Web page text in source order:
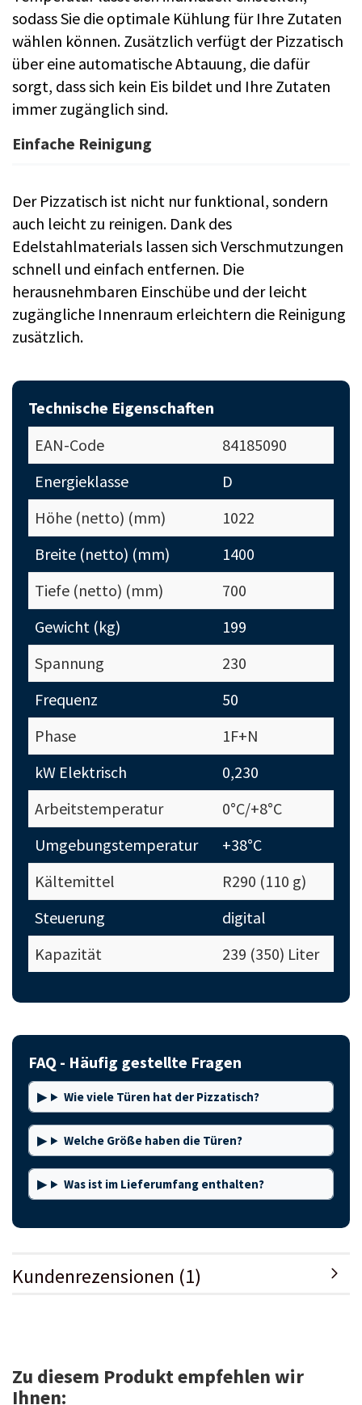
sodass Sie die optimale Kühlung für Ihre Zutaten
wählen können. Zusätzlich verfügt der Pizzatisch
über eine automatische Abtauung, die dafür
sorgt, dass sich kein Eis bildet und Ihre Zutaten
immer zugänglich sind.
Einfache Reinigung
Der Pizzatisch ist nicht nur funktional, sondern
auch leicht zu reinigen. Dank des
Edelstahlmaterials lassen sich Verschmutzungen
schnell und einfach entfernen. Die
herausnehmbaren Einschübe und der leicht
zugängliche Innenraum erleichtern die Reinigung
zusätzlich.
Technische Eigenschaften
EAN-Code
84185090
Energieklasse
D
Höhe (netto) (mm)
1022
Breite (netto) (mm)
1400
Tiefe (netto) (mm)
700
Gewicht (kg)
199
Spannung
230
Frequenz
50
Phase
1F+N
kW Elektrisch
0,230
Arbeitstemperatur
0°C/+8°C
Umgebungstemperatur
+38°C
Kältemittel
R290 (110 g)
Steuerung
digital
Kapazität
239 (350) Liter
FAQ - Häufig gestellte Fragen
Wie viele Türen hat der Pizzatisch?
Welche Größe haben die Türen?
Was ist im Lieferumfang enthalten?
Kundenrezensionen (1)
Zu diesem Produkt empfehlen wir
Ihnen: